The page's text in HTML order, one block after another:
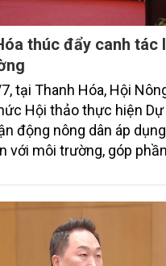
thúc đẩy canh tác
tại Thanh Hóa, Hội
Hội thảo thực hiện Dự
động nông dân áp
với môi trường, góp
sự tham gia của
quan quản lý nhà nước,
hợp tác xã và nông
khai mô hình sản xuất lúa